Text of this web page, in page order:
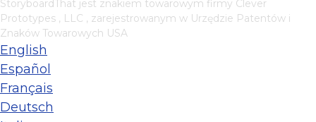
StoryboardThat jest znakiem towarowym firmy Clever
Prototypes , LLC , zarejestrowanym w Urzędzie Patentów i
Znaków Towarowych USA
English
Español
Français
Deutsch